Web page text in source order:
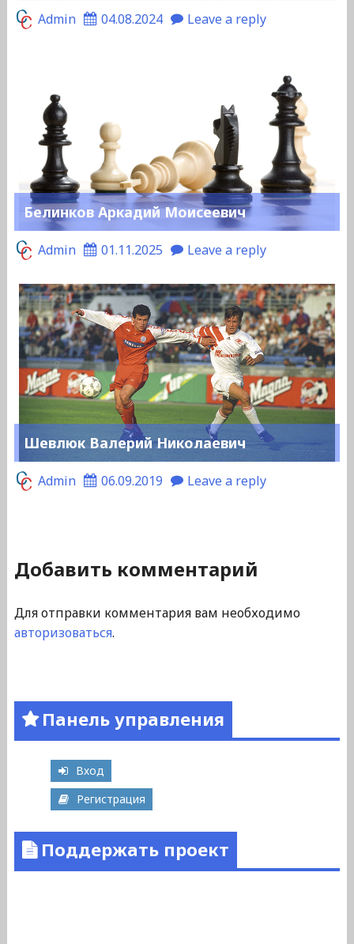
Admin 04.08.2024 Leave a reply
Белинков Аркадий Моисеевич
Admin 01.11.2025 Leave a reply
Шевлюк Валерий Николаевич
Admin 06.09.2019 Leave a reply
Добавить комментарий
Для отправки комментария вам необходимо
авторизоваться.
Панель управления
Вход
Регистрация
Поддержать проект